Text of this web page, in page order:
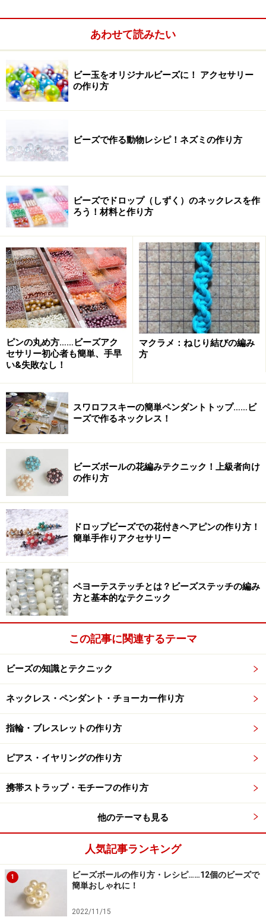
こんなネックレスもあっう間に！
ピンをカットする手間がはぶけ、また二重にすることで
強度も増します。中級～上級者さんも、ぜひ試してみて
ください。
簡単・楽々！ピンの丸め方 材料
難易度：★☆☆☆☆
所要時間：★☆☆☆☆
【材料（紫）】
ビーズ……適宜
Ｔピン 太さ：0.5～0.6mm 長さ：ビーズのサイズ
９ピン 太さ：0.5～0.6mm 長さ：ビーズのサイズ
+23mm以上……適宜
★クリックで拡大されます。わかりにくいところは、ク
リックを！
【Ｔピンの場合】 1：ビーズにＴピンを通す。
2：ビーズから出ているピンの部分を、根元からしっか
りと90度折る。
3：ピンの先端を丸ペンチでつかむ。
4：ピンをつかんだままペンチを回転させ、「輪」を作
る。 このとき、「輪」のサイズがだいたい直径2～
5：ペンチをさらに回転させて、「輪」が二周するよ
6：すべて巻き込んだら、形を整え、完成。ピンが二周
ぶんより長い場合は、余分をニッパーなどでカットす
る。
あわせて読みたい
ビー玉をオリジナルビーズに！ アクセサリー
の作り方
ビーズで作る動物レシピ！ネズミの作り方
ビーズでドロップ（しずく）のネックレスを作
ろう！材料と作り方
ピンの丸め方……ビーズアク
セサリー初心者も簡単、手早
い&失敗なし！
マクラメ：ねじり結びの編み
方
スワロフスキーの簡単ペンダントトップ……ビ
ーズで作るネックレス！
ビーズボールの花編みテクニック！上級者向け
の作り方
ドロップビーズでの花付きヘアピンの作り方！
簡単手作りアクセサリー
ペヨーテステッチとは？ビーズステッチの編み
方と基本的なテクニック
この記事に関連するテーマ
ビーズの知識とテクニック
ネックレス・ペンダント・チョーカー作り方
指輪・ブレスレットの作り方
ピアス・イヤリングの作り方
携帯ストラップ・モチーフの作り方
他のテーマも見る
人気記事ランキング
1
ビーズボールの作り方・レシピ……12個のビーズで
簡単おしゃれに！
2022/11/15